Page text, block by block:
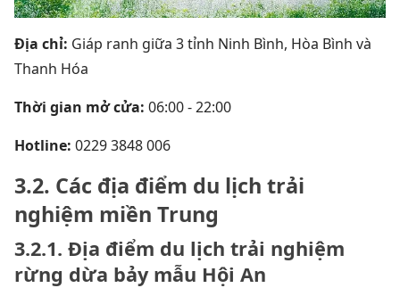
Địa chỉ: Giáp ranh giữa 3 tỉnh Ninh Bình, Hòa Bình và
Thanh Hóa
Thời gian mở cửa: 06:00 - 22:00
Hotline: 0229 3848 006
3.2. Các địa điểm du lịch trải
nghiệm miền Trung
3.2.1. Địa điểm du lịch trải nghiệm
rừng dừa bảy mẫu Hội An